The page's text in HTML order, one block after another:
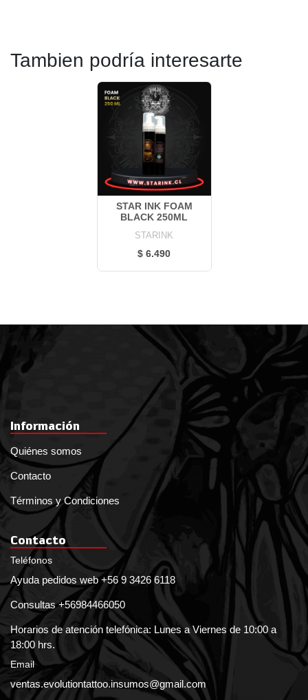
Tambien podría interesarte
STAR INK FOAM
BLACK 250ML
STARINK
$ 6.490
Información
Quiénes somos
Contacto
Términos y Condiciones
Contacto
Teléfonos
Ayuda pedidos web +56 9 3426 6118
Consultas +56984466050
Horarios de atención telefónica: Lunes a Viernes de 10:00 a
18:00 hrs.
Email
ventas.evolutiontattoo.insumos@gmail.com